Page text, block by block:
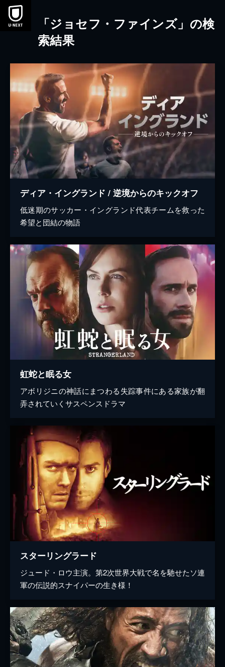
本文へスキップ
「ジョセフ・ファインズ」の検
索結果
ディア・イングランド / 逆境からのキックオフ
低迷期のサッカー・イングランド代表チームを救った
希望と団結の物語
虹蛇と眠る女
アボリジニの神話にまつわる失踪事件にある家族が翻
弄されていくサスペンスドラマ
スターリングラード
ジュード・ロウ主演。第2次世界大戦で名を馳せたソ連
軍の伝説的スナイパーの生き様！